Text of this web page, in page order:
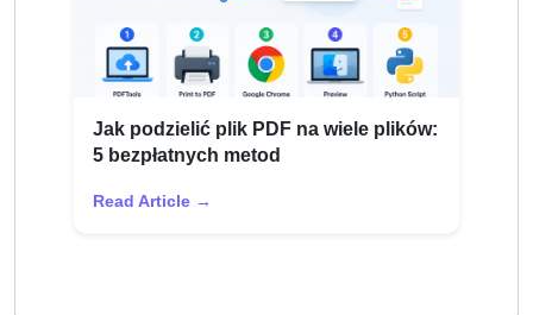
Jak podzielić plik PDF na wiele plików:
5 bezpłatnych metod
Read Article →